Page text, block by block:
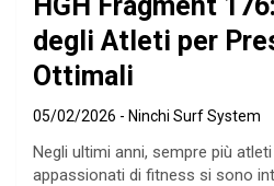
degli Atleti per
Ottimali
05/02/2026 Ninchi Surf System
Negli ultimi anni, sempre più
appassionati di fitness si sono